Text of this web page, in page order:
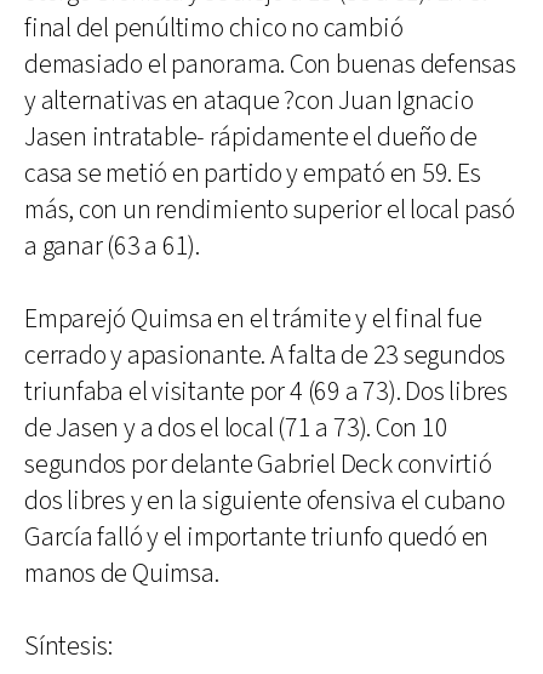
final del penúltimo chico no cambió
demasiado el panorama. Con buenas defensas
y alternativas en ataque ?con Juan Ignacio
Jasen intratable- rápidamente el dueño de
casa se metió en partido y empató en 59. Es
más, con un rendimiento superior el local pasó
a ganar (63 a 61).
Emparejó Quimsa en el trámite y el final fue
cerrado y apasionante. A falta de 23 segundos
triunfaba el visitante por 4 (69 a 73). Dos libres
de Jasen y a dos el local (71 a 73). Con 10
segundos por delante Gabriel Deck convirtió
dos libres y en la siguiente ofensiva el cubano
García falló y el importante triunfo quedó en
manos de Quimsa.
Síntesis: